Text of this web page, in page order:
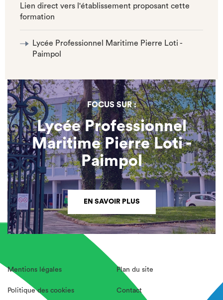
Lien direct vers l'établissement proposant cette
formation
Lycée Professionnel Maritime Pierre Loti -
Paimpol
FOCUS SUR :
Lycée Professionnel
Maritime Pierre Loti -
Paimpol
EN SAVOIR PLUS
Mentions légales
Politique des cookies
Plan du site
Contact